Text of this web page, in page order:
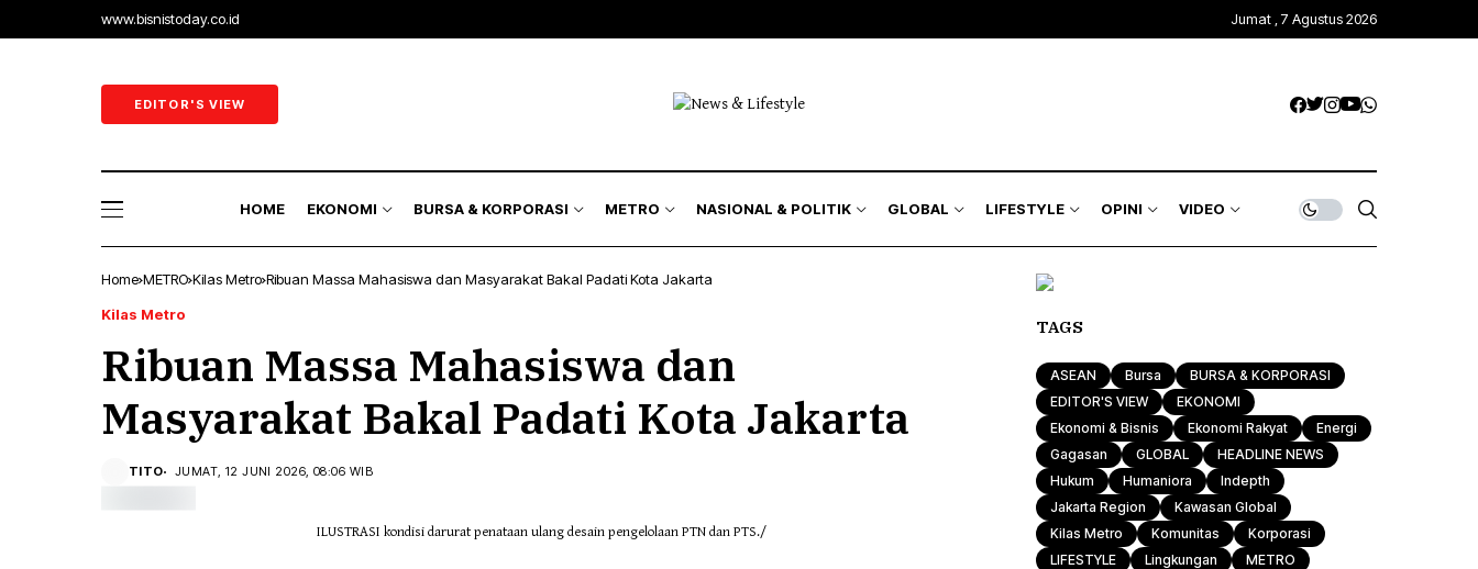
www.bisnistoday.co.id Jumat , 7 Agustus 2026
EDITOR'S VIEW
HOME EKONOMI
Ekonomi Rakyat
BURSA & KORPORASI
Korporasi
METRO NASIONAL & POLITIK GLOBAL LIFESTYLE
Wisata & Kuliner
Komunitas
Sport & Health
Otomotif & Tekno
OPINI
Indepth
VIDEO
Kilas Metro
Home METRO Kilas Metro Ribuan Massa Mahasiswa dan Masyarakat Bakal Padati Kota Jakarta
Kilas Metro
Ribuan Massa Mahasiswa dan
Masyarakat Bakal Padati Kota Jakarta
TITO JUMAT, 12 JUNI 2026, 08:06 WIB
ILUSTRASI kondisi darurat penataan ulang desain pengelolaan PTN dan PTS./
TAGS
ASEAN Bursa
BURSA & KORPORASI
EDITOR'S VIEW
EKONOMI
Ekonomi & Bisnis
Ekonomi Rakyat
Energi
Gagasan
GLOBAL
HEADLINE NEWS
Hukum
Humaniora
Indepth
Jakarta Region
Kawasan Global
Kilas Metro
Komunitas
Korporasi
LIFESTYLE
Lingkungan
METRO